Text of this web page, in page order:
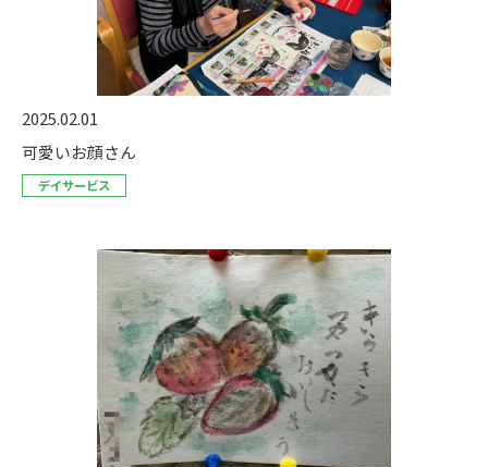
2025.02.01
可愛いお顔さん
デイサービス